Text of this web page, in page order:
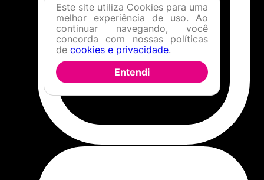
Este site utiliza Cookies para uma
melhor experiência de uso. Ao
continuar navegando, você
concorda com nossas políticas
de cookies e privacidade.
Entendi